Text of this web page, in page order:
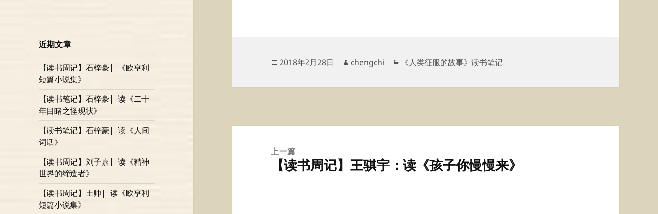
近期文章
【读书周记】石梓豪||《欧亨利
短篇小说集》
【读书笔记】石梓豪||读《二十
年目睹之怪现状》
【读书笔记】石梓豪||读《人间
词话》
【读书周记】刘子嘉||读《精神
世界的缔造者》
【读书周记】王帅||读《欧亨利
短篇小说集》
发
于
2018年2月28日
作
chengchi
分
《人类征服的故事》读书笔记
上一篇
文
【读书周记】王骐宇：读《孩子你慢慢来》